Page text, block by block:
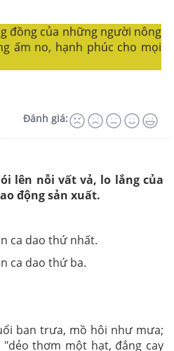
đồng của những người nông
ấm no, hạnh phúc cho mọi
Đánh giá:
lên nỗi vất vả, lo lắng của
động sản xuất.
ca dao thứ nhất.
ca dao thứ ba.
ban trưa, mồ hôi như mưa;
thơm một hạt, đắng cay